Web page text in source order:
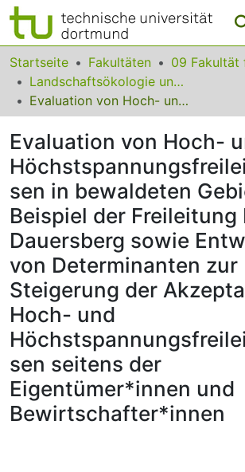
Bereiche & Sammlungen
Das gesamte Repositorium
FAQ
Leitlinien
Zurück zur Startseite
Startseite Fakultäten
Landschaftsökologie und Landschaftsplanung
Evaluation von Hoch- und Höchstspannungsfreileitungstrassen in bewaldeten Gebieten am Beispiel der Freileitung Kruckel – Dauersberg sowie Entwicklung von Determinanten zur Steigerung der Akzeptanz von Hoch- und Höchstspannungsfreileitungstrassen seitens der Eigentümer*innen und Bewirtschafter*innen
Evaluation von Hoch-
sen in bewaldeten
Beispiel der Freileitung
Dauersberg sowie
von Determinanten zur
Steigerung der
Hoch- und
sen seitens der
Eigentümer*innen und
Bewirtschafter*innen